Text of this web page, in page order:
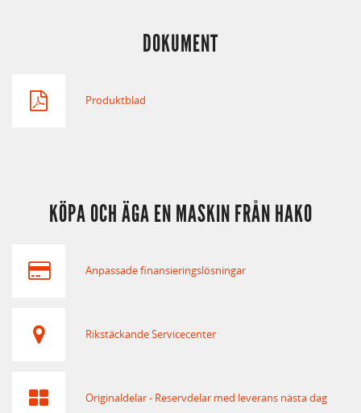
DOKUMENT
Produktblad
KÖPA OCH ÄGA EN MASKIN FRÅN HAKO
Anpassade finansieringslösningar
Rikstäckande Servicecenter
Originaldelar - Reservdelar med leverans nästa dag